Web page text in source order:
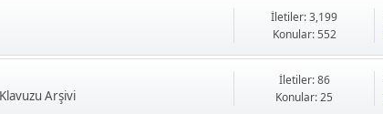
İletiler: 3,199
Konular: 552
Arşivi
İletiler: 86
Konular: 25